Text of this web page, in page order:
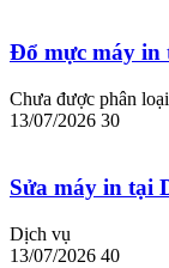
Đổ mực máy in
Chưa được phân loại
13/07/2026 30
Sửa máy in tại
Dịch vụ
13/07/2026 40